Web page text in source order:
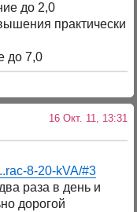
до 2,0
практически
до 7,0
16 Окт. 11, 13:31
8-20-kVA/#3
раза в день и
дорогой